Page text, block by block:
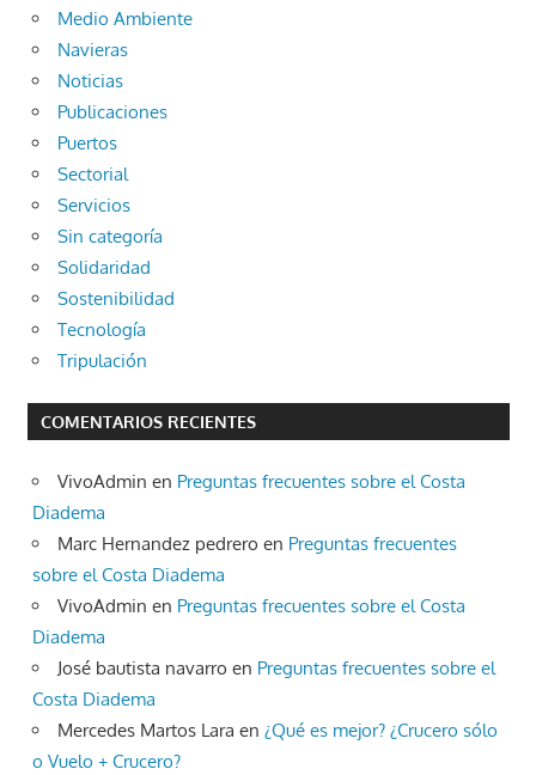
Medio Ambiente
Navieras
Noticias
Publicaciones
Puertos
Sectorial
Servicios
Sin categoría
Solidaridad
Sostenibilidad
Tecnología
Tripulación
COMENTARIOS RECIENTES
VivoAdmin en Preguntas frecuentes sobre el Costa
Diadema
Marc Hernandez pedrero en Preguntas frecuentes
sobre el Costa Diadema
VivoAdmin en Preguntas frecuentes sobre el Costa
Diadema
José bautista navarro en Preguntas frecuentes sobre el
Costa Diadema
Mercedes Martos Lara en ¿Qué es mejor? ¿Crucero sólo
o Vuelo + Crucero?